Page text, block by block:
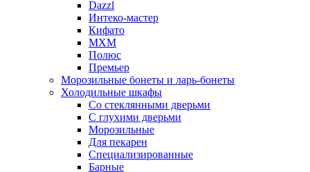
Dazzl
Интеко-мастер
Кифато
МХМ
Полюс
Премьер
Морозильные бонеты и ларь-бонеты
Холодильные шкафы
Со стеклянными дверьми
С глухими дверьми
Морозильные
Для пекарен
Специализированные
Барные